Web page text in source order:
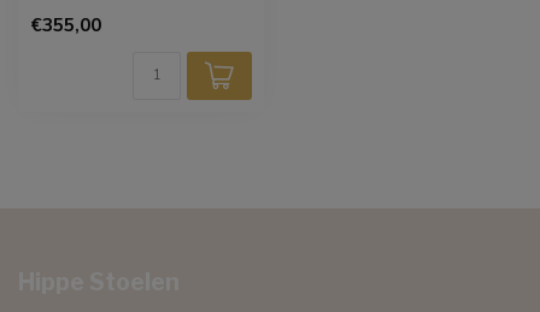
kuip heeft licht ...
€355,00